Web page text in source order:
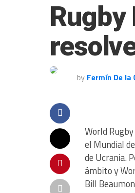
Rugby
by Fermín De la
World
el Mundial
de Ucrania.
ámbito y
Bill